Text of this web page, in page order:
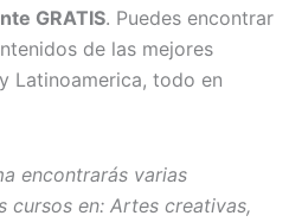
GRATIS. Puedes encontrar
de las mejores
Latinoamerica, todo en
encontrarás varias
cursos en: Artes creativas,